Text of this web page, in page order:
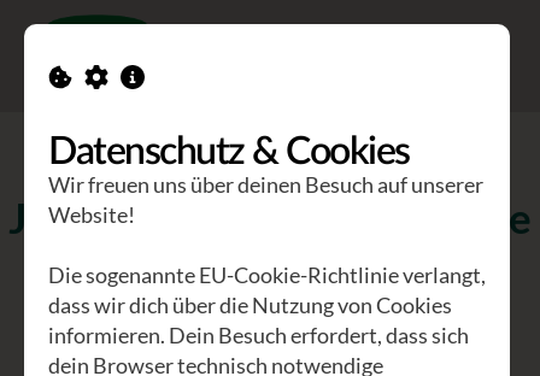
Jetzt schon für's kommende
Jahr anmelden!
Pfingst - Symposium 14.-17.05.2027
Datenschutz & Cookies
Wir freuen uns über deinen Besuch auf unserer
Website!
Die sogenannte EU-Cookie-Richtlinie verlangt,
dass wir dich über die Nutzung von Cookies
informieren. Dein Besuch erfordert, dass sich
dein Browser technisch notwendige